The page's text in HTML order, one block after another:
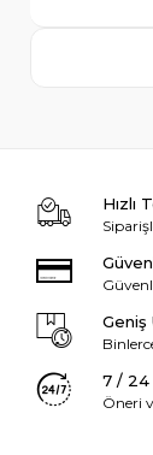
Hızlı
Geniş
7 / 24
Öneri